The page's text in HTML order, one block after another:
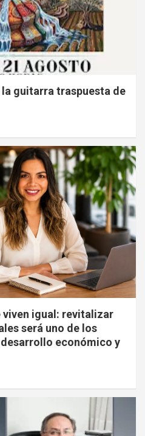
guitarra traspuesta de
viven igual: revitalizar
será uno de los
económico y